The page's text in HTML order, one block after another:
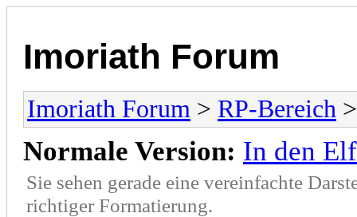
Imoriath Forum
Imoriath Forum > RP-Bereich
Normale Version: In den
Sie sehen gerade eine vereinfachte
richtiger Formatierung.